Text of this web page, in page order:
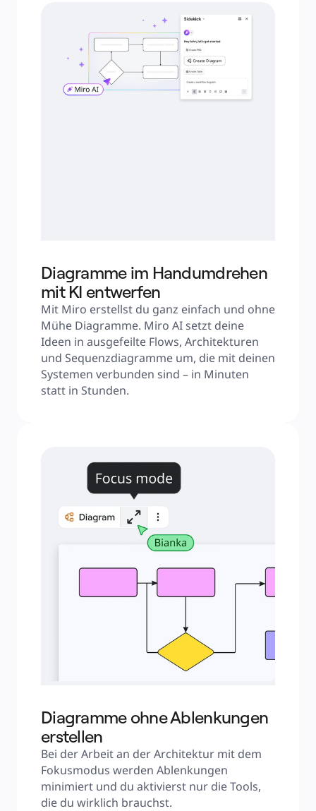
Diagramme im Handumdrehen
mit KI entwerfen
Mit Miro erstellst du ganz einfach und ohne
Mühe Diagramme. Miro AI setzt deine
Ideen in ausgefeilte Flows, Architekturen
und Sequenzdiagramme um, die mit deinen
Systemen verbunden sind – in Minuten
statt in Stunden.
Diagramme ohne Ablenkungen
erstellen
Bei der Arbeit an der Architektur mit dem
Fokusmodus werden Ablenkungen
minimiert und du aktivierst nur die Tools,
die du wirklich brauchst.